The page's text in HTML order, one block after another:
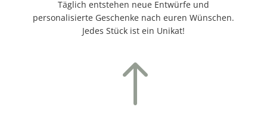
Täglich entstehen neue Entwürfe und
personalisierte Geschenke nach euren Wünschen.
Jedes Stück ist ein Unikat!
!